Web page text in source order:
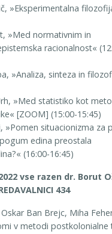
»Eksperimentalna
»Med normativnim in
racionalnost«
»Analiza, sinteza in
»Med statistiko kot
[ZOOM] (15:00-15:45)
»Pomen situacionizma za
edina preostala
(16:00-16:45)
vse razen dr. Borut
434
Ban Brejc, Miha
v metodi postkolonialne